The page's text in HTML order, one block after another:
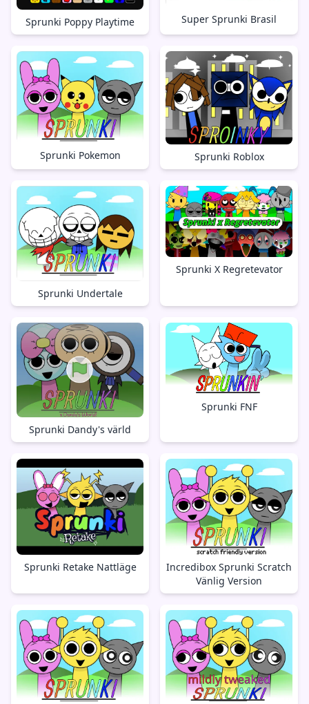
Sprunki Poppy Playtime Super Sprunki Brasil
Sprunki Pokemon Sprunki Roblox
Sprunki Undertale
Sprunki X Regretevator
Sprunki Dandy's värld
Sprunki FNF
Sprunki Retake Nattläge
Incredibox Sprunki Scratch
Vänlig Version